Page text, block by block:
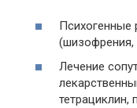
Психогенные
(шизофрения,
Лечение